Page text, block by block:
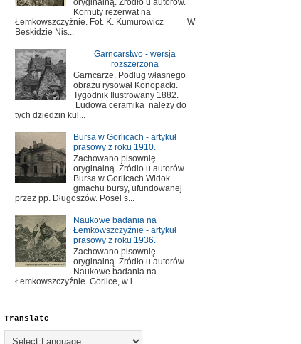
Kornuty rezerwat na
Łemkowszczyźnie. Fot. K. Kumurowicz W
Beskidzie Nis...
Garncarstwo - wersja
rozszerzona
Garncarze. Podług własnego
obrazu rysował Konopacki.
Tygodnik Ilustrowany 1882.
Ludowa ceramika należy do
tych dziedzin kul...
Bursa w Gorlicach - artykuł
prasowy z roku 1910.
Zachowano pisownię
oryginalną. Źródło u autorów.
Bursa w Gorlicach Widok
gmachu bursy, ufundowanej
przez pp. Długoszów. Poseł s...
Naukowe badania na
Łemkowszczyźnie - artykuł
prasowy z roku 1936.
Zachowano pisownię
oryginalną. Źródło u autorów.
Naukowe badania na
Łemkowszczyźnie. Gorlice, w l...
Translate